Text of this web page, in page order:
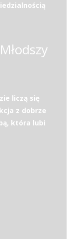
liczą się
z dobrze
która lubi